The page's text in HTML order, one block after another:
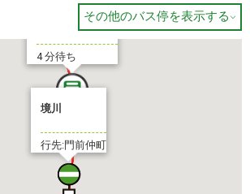
その他のバス停を表示する 
境川
行先:門前仲町
4 分待ち